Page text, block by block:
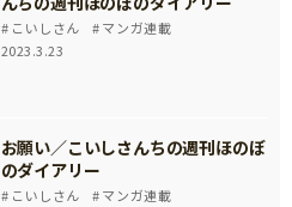
こいしさん
マンガ連載
2023.3.23
お願い／こいしさんちの週刊ほのぼ
のダイアリー
こいしさん
マンガ連載